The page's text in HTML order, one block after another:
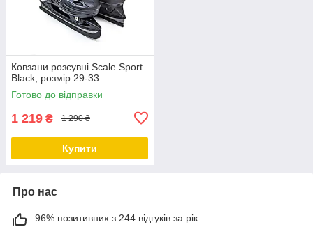
Ковзани розсувні Scale Sport
Black, розмір 29-33
Готово до відправки
1 219 ₴ 1 290 ₴
Купити
Про нас
96% позитивних з 244 відгуків за рік